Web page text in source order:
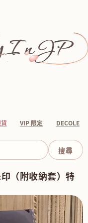
VIP 限定 DECOLE
（附收納套）特